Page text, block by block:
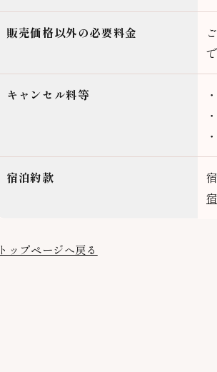
販売価格以外の必要料金
キャンセル料等
宿泊約款
トップページへ戻る